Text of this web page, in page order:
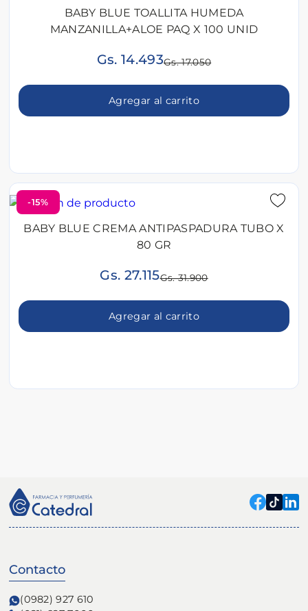
BABY BLUE TOALLITA HUMEDA
MANZANILLA+ALOE PAQ X 100 UNID
Gs. 14.493Gs. 17.050
Agregar al carrito
-15%
BABY BLUE CREMA ANTIPASPADURA TUBO X
80 GR
Gs. 27.115Gs. 31.900
Agregar al carrito
Contacto
(0982) 927 610